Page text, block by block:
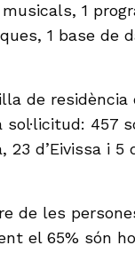
1
1 base de
de
457
23 d’Eivissa i
de les
el 65% són